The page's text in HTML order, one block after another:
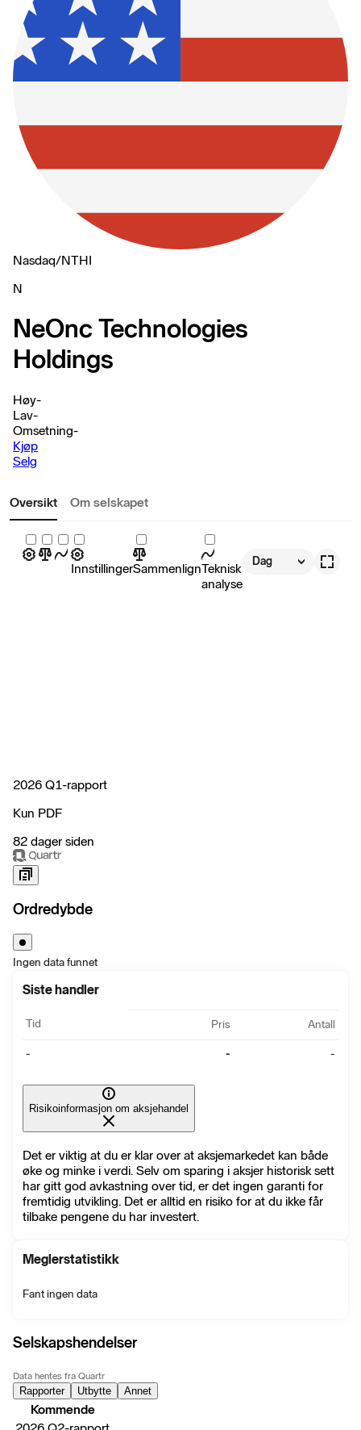
Nasdaq/NTHI
N
NeOnc Technologies
Holdings
Høy-
Lav-
Omsetning-
Kjøp
Selg
Oversikt Om selskapet
InnstillingerSammenlignTeknisk
analyse
Dag
2026 Q1-rapport
Kun PDF
82 dager siden
Ordredybde
Ingen data funnet
Siste handler
Tid Pris Antall
- - -
Risikoinformasjon om aksjehandel
Det er viktig at du er klar over at aksjemarkedet kan både
øke og minke i verdi. Selv om sparing i aksjer historisk sett
har gitt god avkastning over tid, er det ingen garanti for
fremtidig utvikling. Det er alltid en risiko for at du ikke får
tilbake pengene du har investert.
Meglerstatistikk
Fant ingen data
Selskapshendelser
Data hentes fra Quartr
Rapporter Utbytte Annet
Kommende